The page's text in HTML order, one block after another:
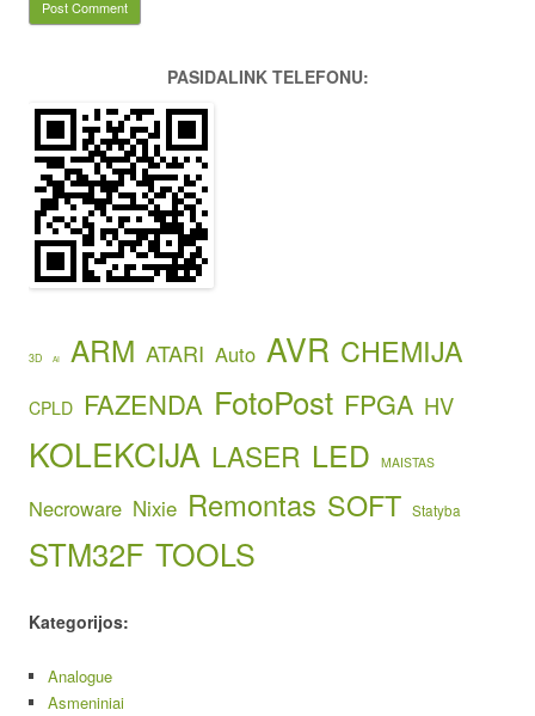
PASIDALINK TELEFONU:
3D AI ARM ATARI Auto AVR CHEMIJA
CPLD FAZENDA FotoPost FPGA HV
KOLEKCIJA LASER LED MAISTAS
Necroware Nixie Remontas SOFT Statyba
STM32F TOOLS
Kategorijos:
Analogue
Asmeniniai